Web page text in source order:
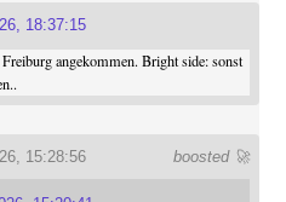
18:37:15
angekommen. Bright side: sonst
boosted 🚀
15:28:56